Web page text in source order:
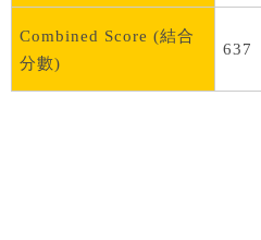
Combined Score (結合
分數)
637